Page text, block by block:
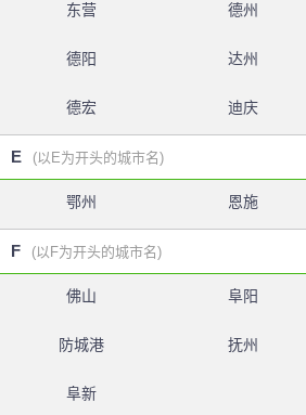
东营 德州
德阳 达州
德宏 迪庆
E (以E为开头的城市名)
鄂州 恩施
F (以F为开头的城市名)
佛山 阜阳
防城港 抚州
阜新